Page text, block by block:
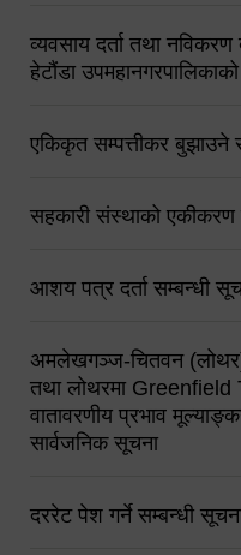
व्यवसाय दर्ता तथा
हेटौंडा
एकिकृत सम्पत्तीकर बुझाउने
सहकारी संस्थाको एकीकरण
आशय पत्र दर्ता सम्बन्धी
अमलेखगञ्ज-चितवन (लोथर)
तथा लोथरमा Greenfield
वातावरणीय प्रभाव
सार्वजनिक सूचना
दररेट पेश गर्ने सम्बन्धी